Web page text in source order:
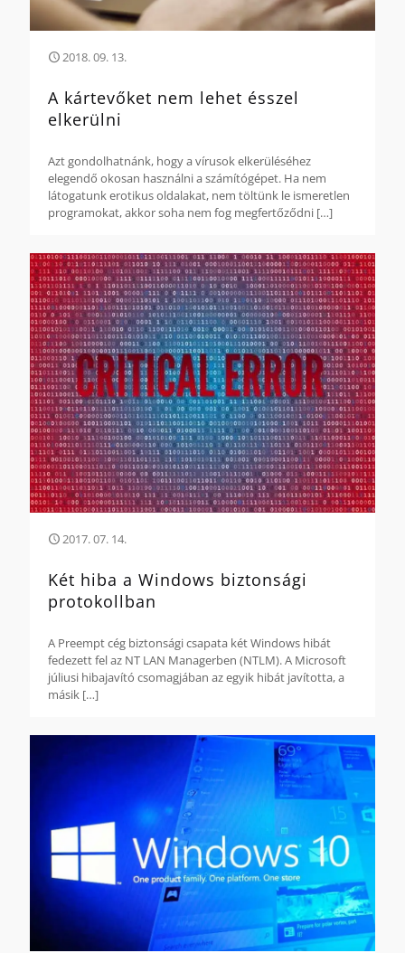
2018. 09. 13.
A kártevőket nem lehet ésszel
elkerülni
Azt gondolhatnánk, hogy a vírusok elkerüléséhez
elegendő okosan használni a számítógépet. Ha nem
látogatunk erotikus oldalakat, nem töltünk le ismeretlen
programokat, akkor soha nem fog megfertőződni […]
2017. 07. 14.
Két hiba a Windows biztonsági
protokollban
A Preempt cég biztonsági csapata két Windows hibát
fedezett fel az NT LAN Managerben (NTLM). A Microsoft
júliusi hibajavító csomagjában az egyik hibát javította, a
másik […]